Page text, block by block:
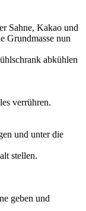
Sahne, Kakao und
Grundmasse nun
abkühlen
verrühren.
und unter die
stellen.
geben und